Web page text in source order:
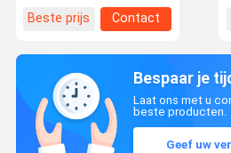
Beste prijs
Contact
Bespaar je
Laat ons met u
beste producten.
Geef uw